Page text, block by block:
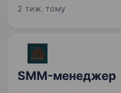
власний бренд і шукаємо
2 тиж. тому
SMM-менеджер